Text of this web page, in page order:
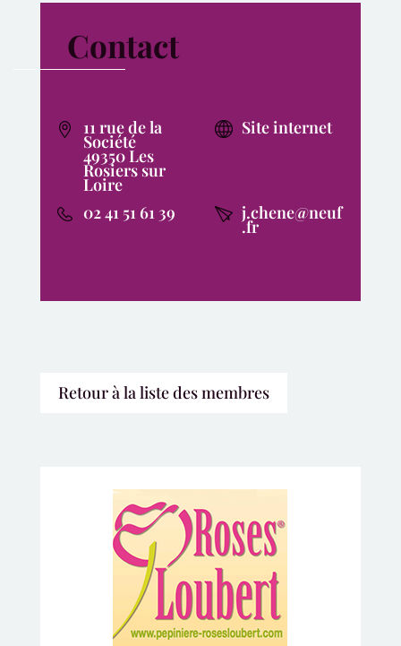
Contact
11 rue de la
Société
49350 Les
Rosiers sur
Loire
Site internet
02 41 51 61 39 j.chene@neuf
.fr
Retour à la liste des membres